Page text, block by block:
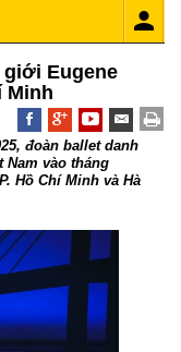
Eugene
Minh
đoàn ballet danh
vào tháng
Hồ Chí Minh và Hà